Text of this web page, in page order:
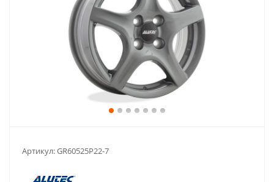
Артикул:GR60525P22-7